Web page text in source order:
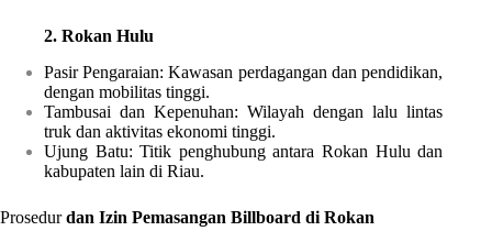
2. Rokan Hulu
Pasir Pengaraian: Kawasan perdagangan dan pendidikan,
dengan mobilitas tinggi.
Tambusai dan Kepenuhan: Wilayah dengan lalu lintas
truk dan aktivitas ekonomi tinggi.
Ujung Batu: Titik penghubung antara Rokan Hulu dan
kabupaten lain di Riau.
Prosedurdan Izin Pemasangan Billboard di Rokan